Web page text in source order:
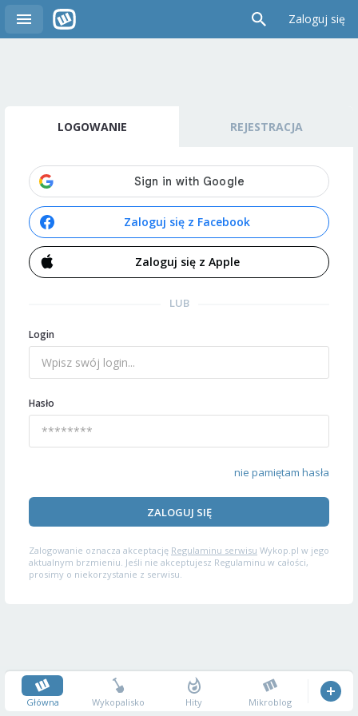
Zaloguj się
LOGOWANIE REJESTRACJA
Zaloguj się z Facebook
Zaloguj się z Apple
LUB
Login
Hasło
nie pamiętam hasła
ZALOGUJ SIĘ
Zalogowanie oznacza akceptację Regulaminu serwisu Wykop.pl w jego
aktualnym brzmieniu. Jeśli nie akceptujesz Regulaminu w całości,
prosimy o niekorzystanie z serwisu.
Główna Wykopalisko Hity Mikroblog